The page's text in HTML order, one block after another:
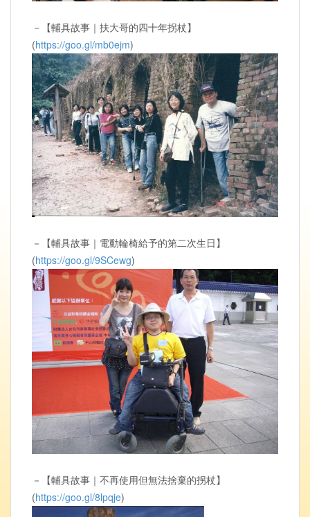
－【輔具故事｜扶大哥的四十年拐杖】
(https://goo.gl/mb0ejm)
－【輔具故事｜電動輪椅給予的第二次生日】
(https://goo.gl/9SCewg)
－【輔具故事｜不再使用但無法捨棄的拐杖】
(https://goo.gl/8lpqje)